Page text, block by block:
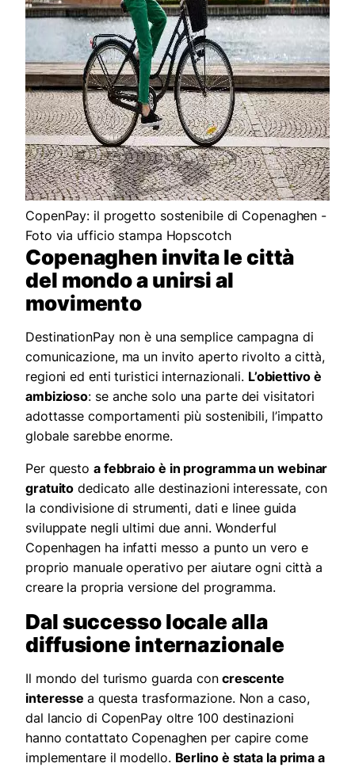
CopenPay: il progetto sostenibile di Copenaghen -
Foto via ufficio stampa Hopscotch
Copenaghen invita le città
del mondo a unirsi al
movimento
DestinationPay non è una semplice campagna di
comunicazione, ma un invito aperto rivolto a città,
regioni ed enti turistici internazionali. L’obiettivo è
ambizioso: se anche solo una parte dei visitatori
adottasse comportamenti più sostenibili, l’impatto
globale sarebbe enorme.
Per questo a febbraio è in programma un webinar
gratuito dedicato alle destinazioni interessate, con
la condivisione di strumenti, dati e linee guida
sviluppate negli ultimi due anni. Wonderful
Copenhagen ha infatti messo a punto un vero e
proprio manuale operativo per aiutare ogni città a
creare la propria versione del programma.
Dal successo locale alla
diffusione internazionale
Il mondo del turismo guarda concrescente
interessea questa trasformazione. Non a caso,
dal lancio di CopenPay oltre 100 destinazioni
hanno contattato Copenaghen per capire come
implementare il modello. Berlino è stata la prima a